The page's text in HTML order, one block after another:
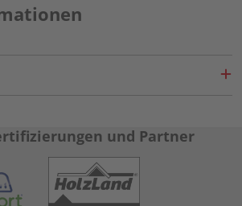
und Partner